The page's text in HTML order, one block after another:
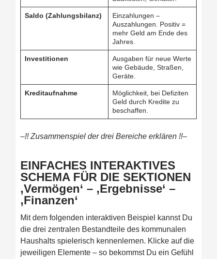
Saldo (Zahlungsbilanz)
Einzahlungen –
Auszahlungen. Positiv =
mehr Geld am Ende des
Jahres.
Investitionen
Ausgaben für neue Werte
wie Gebäude, Straßen,
Geräte.
Kreditaufnahme
Möglichkeit, bei Defiziten
Geld durch Kredite zu
beschaffen.
–!! Zusammenspiel der drei Bereiche erklären !!–
EINFACHES INTERAKTIVES
SCHEMA FÜR DIE SEKTIONEN
‚Vermögen‘ – ‚Ergebnisse‘ –
‚Finanzen‘
Mit dem folgenden interaktiven Beispiel kannst Du
die drei zentralen Bestandteile des kommunalen
Haushalts spielerisch kennenlernen. Klicke auf die
jeweiligen Elemente – so bekommst Du ein Gefühl